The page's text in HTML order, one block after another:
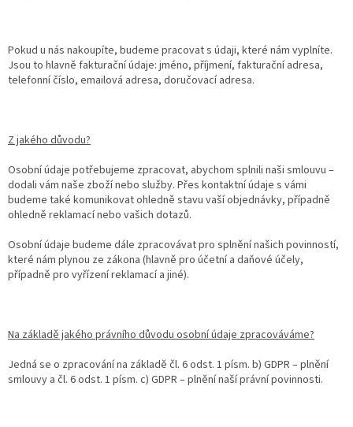
Pokud u nás nakoupíte, budeme pracovat s údaji, které nám vyplníte.
Jsou to hlavně fakturační údaje: jméno, příjmení, fakturační adresa,
telefonní číslo, emailová adresa, doručovací adresa.
Z jakého důvodu?
Osobní údaje potřebujeme zpracovat, abychom splnili naši smlouvu –
dodali vám naše zboží nebo služby. Přes kontaktní údaje s vámi
budeme také komunikovat ohledně stavu vaší objednávky, případně
ohledně reklamací nebo vašich dotazů.
Osobní údaje budeme dále zpracovávat pro splnění našich povinností,
které nám plynou ze zákona (hlavně pro účetní a daňové účely,
případně pro vyřízení reklamací a jiné).
Na základě jakého právního důvodu osobní údaje zpracováváme?
Jedná se o zpracování na základě čl. 6 odst. 1 písm. b) GDPR – plnění
smlouvy a čl. 6 odst. 1 písm. c) GDPR – plnění naší právní povinnosti.